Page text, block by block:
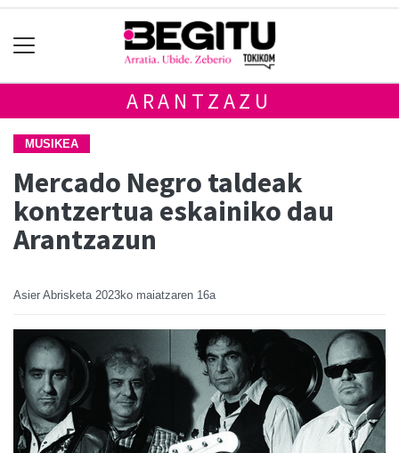
ARANTZAZU
MUSIKEA
Mercado Negro taldeak
kontzertua eskainiko dau
Arantzazun
Asier Abrisketa 2023ko maiatzaren 16a